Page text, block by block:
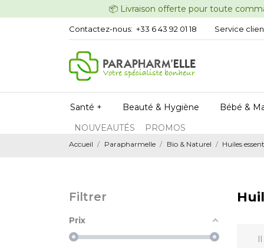
📦 Livraison offerte pour
Contactez-nous: +33 6 43 92 01 18 Service
Santé + Beauté & Hygiène
Bébé &
NOUVEAUTÉS
PROMOS
Accueil Parapharmelle Bio & Naturel Huiles
Filtrer
Prix